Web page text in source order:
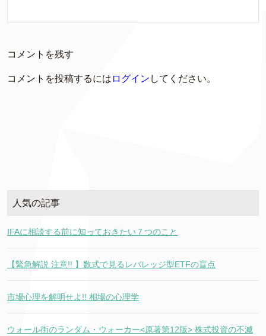
コメントを残す
コメントを投稿するには ログイン してください。
人気の記事
IFAに相談する前に知っておきたい７つのこと
【緊急解説 注意!! 】数式で見るレバレッジ型ETFの盲点
市場心理を解明せよ!! 相場の心理学
ウォール街のランダム・ウォーカー<原著第12版> 株式投資の不滅